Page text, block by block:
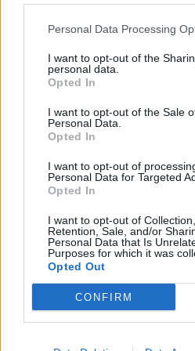
Personal Data Processing
I want to opt-out of the
personal data.
Opted In
I want to opt-out of the Sale
Personal Data.
Opted In
I want to opt-out of
Personal Data for Targeted
Opted In
I want to opt-out of
Retention, Sale, and/or
Personal Data that Is
Purposes for which it was
Opted Out
CONFIRM
Κάλεσμα της Νέας Αριστεράς
Παλαιστίνη
Η κινητοποίηση θα
πραγματοποιηθεί την Κυριακή
κτίριο της Περιφέρειας Βορείου
Αιγαίου στη Μυτιλήνη
Η ΑΝΤΑΡΣΥΑ Λέσβου κατά
Λευκής Νύχτας στη Μυτιλήνη
εμποροϋπαλλήλων και ζητά
αυξήσεις μισθών και μείωση του
χρόνου εργασίας
Ολοκληρώθηκε η πλακόστρωση
Η παρέμβαση στην οδό Σοφού